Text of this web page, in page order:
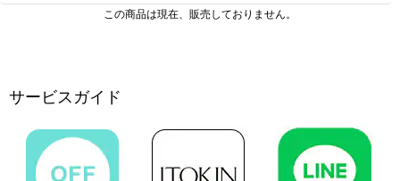
この商品は現在、販売しておりません。
サービスガイド